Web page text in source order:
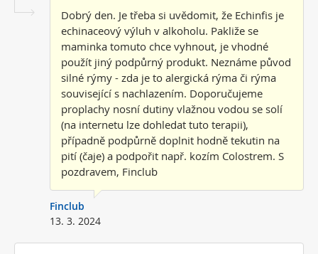
Dobrý den. Je třeba si uvědomit, že Echinfis je
echinaceový výluh v alkoholu. Pakliže se
maminka tomuto chce vyhnout, je vhodné
použít jiný podpůrný produkt. Neznáme původ
silné rýmy - zda je to alergická rýma či rýma
související s nachlazením. Doporučujeme
proplachy nosní dutiny vlažnou vodou se solí
(na internetu lze dohledat tuto terapii),
případně podpůrně doplnit hodně tekutin na
pití (čaje) a podpořit např. kozím Colostrem. S
pozdravem, Finclub
Finclub
13. 3. 2024